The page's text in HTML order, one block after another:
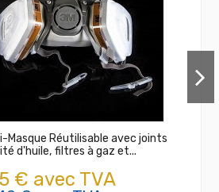
Masque Réutilisable avec joints
d'huile, filtres à gaz et...
€ avec TVA